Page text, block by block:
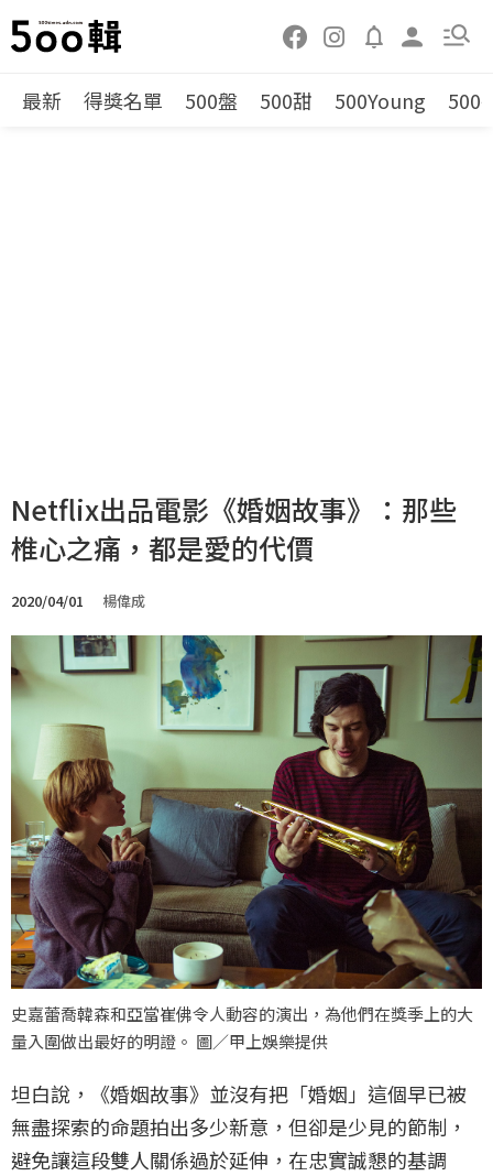
最新 得獎名單 500盤 500甜 500Young 500
Netflix出品電影《婚姻故事》：那些
椎心之痛，都是愛的代價
2020/04/01 楊偉成
史嘉蕾喬韓森和亞當崔佛令人動容的演出，為他們在獎季上的大
量入圍做出最好的明證。 圖／甲上娛樂提供
坦白說，《婚姻故事》並沒有把「婚姻」這個早已被
無盡探索的命題拍出多少新意，但卻是少見的節制，
避免讓這段雙人關係過於延伸，在忠實誠懇的基調